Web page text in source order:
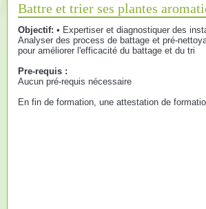
Battre et trier ses plantes
Objectif: • Expertiser et diagnostiquer des
Analyser des process de battage et pré-
pour améliorer l'efficacité du battage et du tri
Pre-requis :
Aucun pré-requis nécessaire
En fin de formation, une attestation de